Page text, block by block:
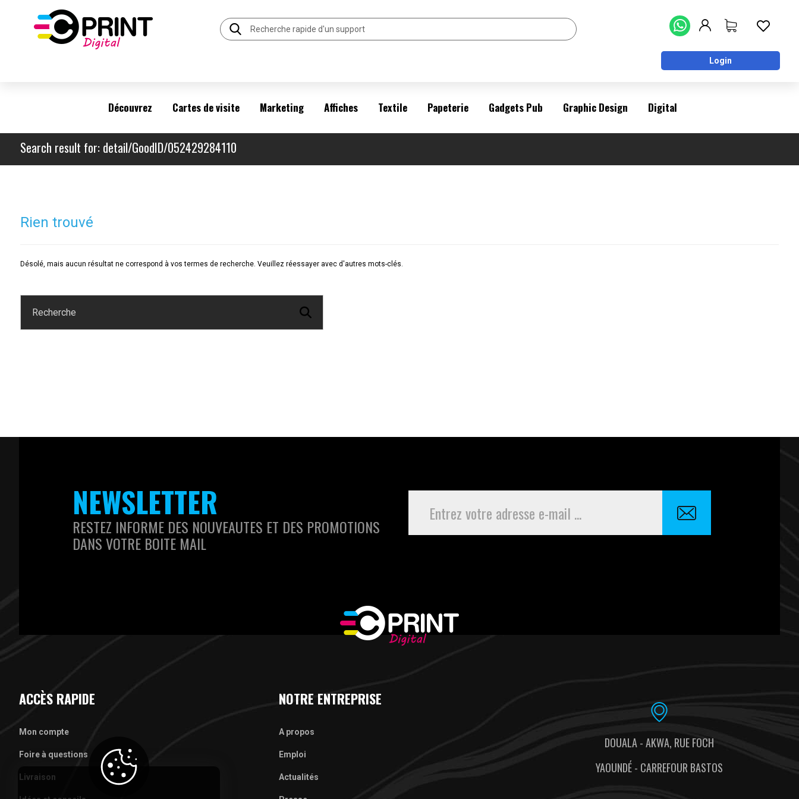
Login
Découvrez Cartes de visite Marketing Affiches Textile Papeterie Gadgets Pub Graphic Design Digital
Search result for: detail/GoodID/052429284110
Rien trouvé
Désolé, mais aucun résultat ne correspond à vos termes de recherche. Veuillez réessayer avec d'autres mots-clés.
NEWSLETTER
RESTEZ INFORME DES NOUVEAUTES ET DES PROMOTIONS
DANS VOTRE BOITE MAIL
ACCÈS RAPIDE
Mon compte
Foire à questions
Livraison
NOTRE ENTREPRISE
A propos
Emploi
Actualités
DOUALA - AKWA, RUE FOCH
YAOUNDÉ - CARREFOUR BASTOS